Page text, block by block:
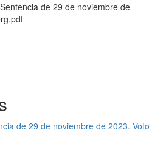
de 29 de noviembre de
de 29 de noviembre de 2023. Voto